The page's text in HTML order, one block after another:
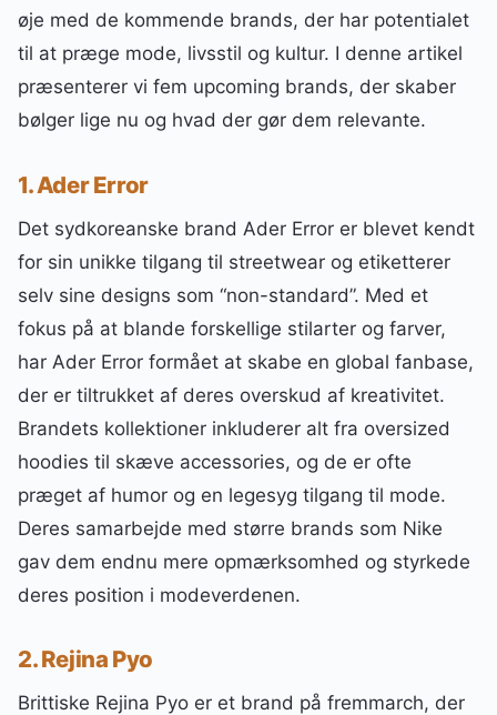
øje med de kommende brands, der har potentialet
til at præge mode, livsstil og kultur. I denne artikel
præsenterer vi fem upcoming brands, der skaber
bølger lige nu og hvad der gør dem relevante.
1. Ader Error
Det sydkoreanske brand Ader Error er blevet kendt
for sin unikke tilgang til streetwear og etiketterer
selv sine designs som “non-standard”. Med et
fokus på at blande forskellige stilarter og farver,
har Ader Error formået at skabe en global fanbase,
der er tiltrukket af deres overskud af kreativitet.
Brandets kollektioner inkluderer alt fra oversized
hoodies til skæve accessories, og de er ofte
præget af humor og en legesyg tilgang til mode.
Deres samarbejde med større brands som Nike
gav dem endnu mere opmærksomhed og styrkede
deres position i modeverdenen.
2. Rejina Pyo
Brittiske Rejina Pyo er et brand på fremmarch, der